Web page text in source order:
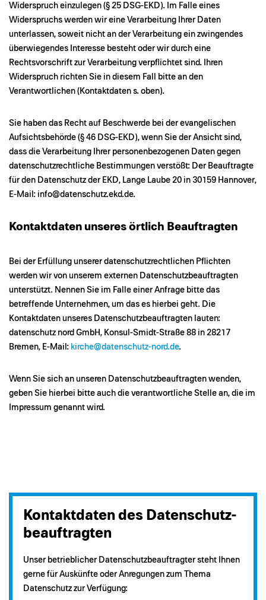
Widerspruch einzulegen (§ 25 DSG-EKD). Im Falle eines
Widerspruchs werden wir eine Verarbeitung Ihrer Daten
unterlassen, soweit nicht an der Verarbeitung ein zwingendes
überwiegendes Interesse besteht oder wir durch eine
Rechtsvorschrift zur Verarbeitung verpflichtet sind. Ihren
Widerspruch richten Sie in diesem Fall bitte an den
Verantwortlichen (Kontaktdaten s. oben).
Sie haben das Recht auf Beschwerde bei der evangelischen
Aufsichtsbehörde (§ 46 DSG-EKD), wenn Sie der Ansicht sind,
dass die Verarbeitung Ihrer personenbezogenen Daten gegen
datenschutzrechtliche Bestimmungen verstößt: Der Beauftragte
für den Datenschutz der EKD, Lange Laube 20 in 30159 Hannover,
E-Mail: info@datenschutz.ekd.de.
Kontaktdaten unseres örtlich Beauftragten
Bei der Erfüllung unserer datenschutzrechtlichen Pflichten
werden wir von unserem externen Datenschutzbeauftragten
unterstützt. Nennen Sie im Falle einer Anfrage bitte das
betreffende Unternehmen, um das es hierbei geht. Die
Kontaktdaten unseres Datenschutzbeauftragten lauten:
datenschutz nord GmbH, Konsul-Smidt-Straße 88 in 28217
Bremen, E-Mail: kirche@datenschutz-nord.de.
Wenn Sie sich an unseren Datenschutzbeauftragten wenden,
geben Sie hierbei bitte auch die verantwortliche Stelle an, die im
Impressum genannt wird.
Kontaktdaten des Datenschutz-
beauftragten
Unser betrieblicher Datenschutzbeauftragter steht Ihnen
gerne für Auskünfte oder Anregungen zum Thema
Datenschutz zur Verfügung: